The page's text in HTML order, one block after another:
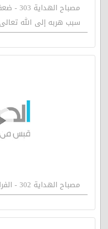
مصباح
سبب هربه إلى الله تعالى
مصباح الهداية 302 - الفرار إلى الله تعالى